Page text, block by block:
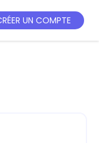
UN COMPTE